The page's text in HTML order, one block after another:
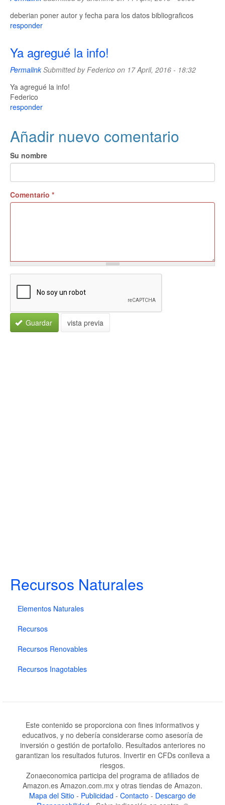
deberian poner autor y fecha para los datos bibliograficos
responder
Ya agregué la info!
PermalinkSubmitted byFederico on 17 April, 2016 - 18:32
Ya agregué la info!
Federico
responder
Añadir nuevo comentario
Su nombre
Comentario *
Guardar vista previa
Recursos Naturales
Elementos Naturales
Recursos
Recursos Renovables
Recursos Inagotables
Este contenido se proporciona con fines informativos y
educativos, y no debería considerarse como asesoría de
inversión o gestión de portafolio. Resultados anteriores no
garantizan los resultados futuros. Invertir en CFDs conlleva a
riesgos.
Zonaeconomica participa del programa de afiliados de
Amazon.es Amazon.com.mx y otras tiendas de Amazon.
Mapa del Sitio - Publicidad - Contacto - Descargo de